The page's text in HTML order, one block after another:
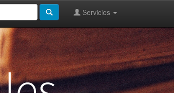
Servicios